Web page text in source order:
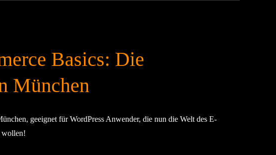
Basics: Die
München
geeignet für WordPress Anwender, die nun die Welt des E-
wollen!